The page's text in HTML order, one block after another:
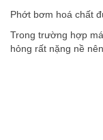
Phớt bơm hoá chất
Trong trường hợp
hỏng rất nặng nề